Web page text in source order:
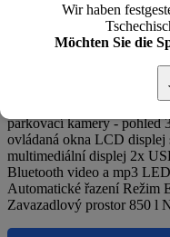
Popis k vozidlu
místné verze r.v. 2024 0
parkovací kamery - pohled
ovládaná okna LCD
multimediální displej 2x
Bluetooth video a mp3
Automatické řazení Režim
Zavazadlový prostor 850 l
Wir haben
Möchten Sie die